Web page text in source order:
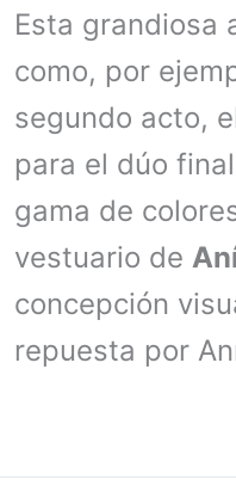
Esta grandiosa
como, por
segundo acto,
para el dúo
gama de
vestuario de
concepción
repuesta por